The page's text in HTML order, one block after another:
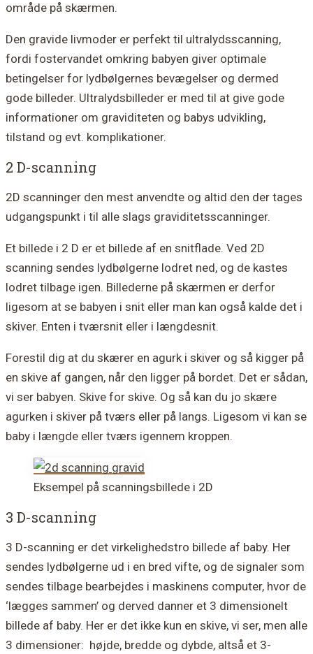
område på skærmen.
Den gravide livmoder er perfekt til ultralydsscanning,
fordi fostervandet omkring babyen giver optimale
betingelser for lydbølgernes bevægelser og dermed
gode billeder. Ultralydsbilleder er med til at give gode
informationer om graviditeten og babys udvikling,
tilstand og evt. komplikationer.
2 D-scanning
2D scanninger den mest anvendte og altid den der tages
udgangspunkt i til alle slags graviditetsscanninger.
Et billede i 2 D er et billede af en snitflade. Ved 2D
scanning sendes lydbølgerne lodret ned, og de kastes
lodret tilbage igen. Billederne på skærmen er derfor
ligesom at se babyen i snit eller man kan også kalde det i
skiver. Enten i tværsnit eller i længdesnit.
Forestil dig at du skærer en agurk i skiver og så kigger på
en skive af gangen, når den ligger på bordet. Det er sådan,
vi ser babyen. Skive for skive. Og så kan du jo skære
agurken i skiver på tværs eller på langs. Ligesom vi kan se
baby i længde eller tværs igennem kroppen.
Eksempel på scanningsbillede i 2D
3 D-scanning
3 D-scanning er det virkelighedstro billede af baby. Her
sendes lydbølgerne ud i en bred vifte, og de signaler som
sendes tilbage bearbejdes i maskinens computer, hvor de
‘lægges sammen’ og derved danner et 3 dimensionelt
billede af baby. Her er det ikke kun en skive, vi ser, men alle
3 dimensioner: højde, bredde og dybde, altså et 3-